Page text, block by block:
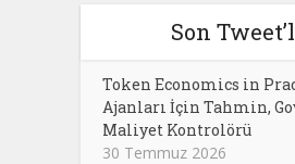
Son
Token Economics in
Ajanları İçin Tahmin,
Maliyet Kontrolörü
30 Temmuz 2026